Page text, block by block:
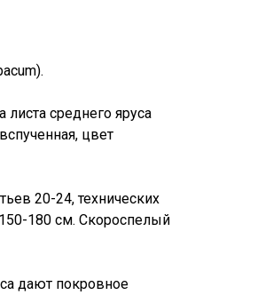
листа среднего яруса
цвет
20-24, технических
180 см. Скороспелый
дают покровное